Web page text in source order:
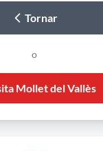
Tornar
o
Mollet del Vallès